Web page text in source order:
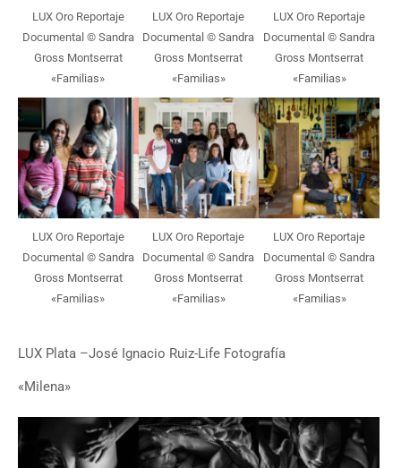
LUX Oro Reportaje
Documental © Sandra
Gross Montserrat
«Familias»
LUX Oro Reportaje
Documental © Sandra
Gross Montserrat
«Familias»
LUX Oro Reportaje
Documental © Sandra
Gross Montserrat
«Familias»
LUX Oro Reportaje
Documental © Sandra
Gross Montserrat
«Familias»
LUX Oro Reportaje
Documental © Sandra
Gross Montserrat
«Familias»
LUX Oro Reportaje
Documental © Sandra
Gross Montserrat
«Familias»
LUX Plata –José Ignacio Ruiz-Life Fotografía
«Milena»